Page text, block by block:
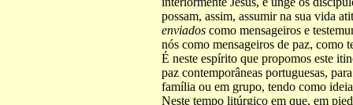
possam, assim, assumir na sua vida
enviados como mensageiros e
nós como mensageiros de paz, como
É neste espírito que propomos este
paz contemporâneas portuguesas,
família ou em grupo, tendo como
Neste tempo litúrgico em que, em